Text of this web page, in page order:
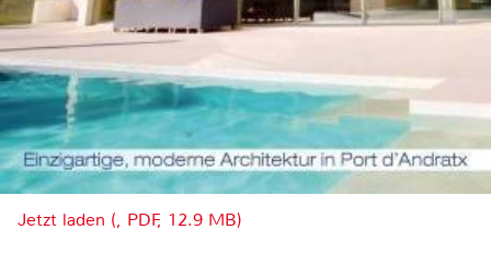
Jetzt laden (, PDF, 12.9 MB)